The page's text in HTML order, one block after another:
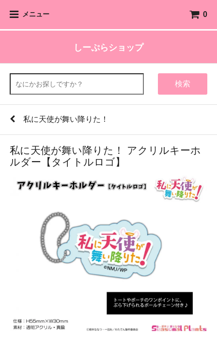
メニュー 0
しーぷらショップ
検索
私に天使が舞い降りた！
私に天使が舞い降りた！ アクリルキーホ
ルダー【タイトルロゴ】